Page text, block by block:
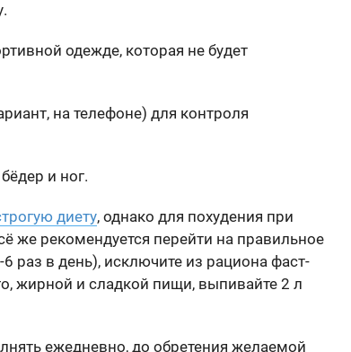
одежде, которая не будет
на телефоне) для контроля
и ног.
диету, однако для похудения при
же рекомендуется перейти на правильное
раз в день), исключите из рациона фаст-
жирной и сладкой пищи, выпивайте 2 л
ежедневно, до обретения желаемой